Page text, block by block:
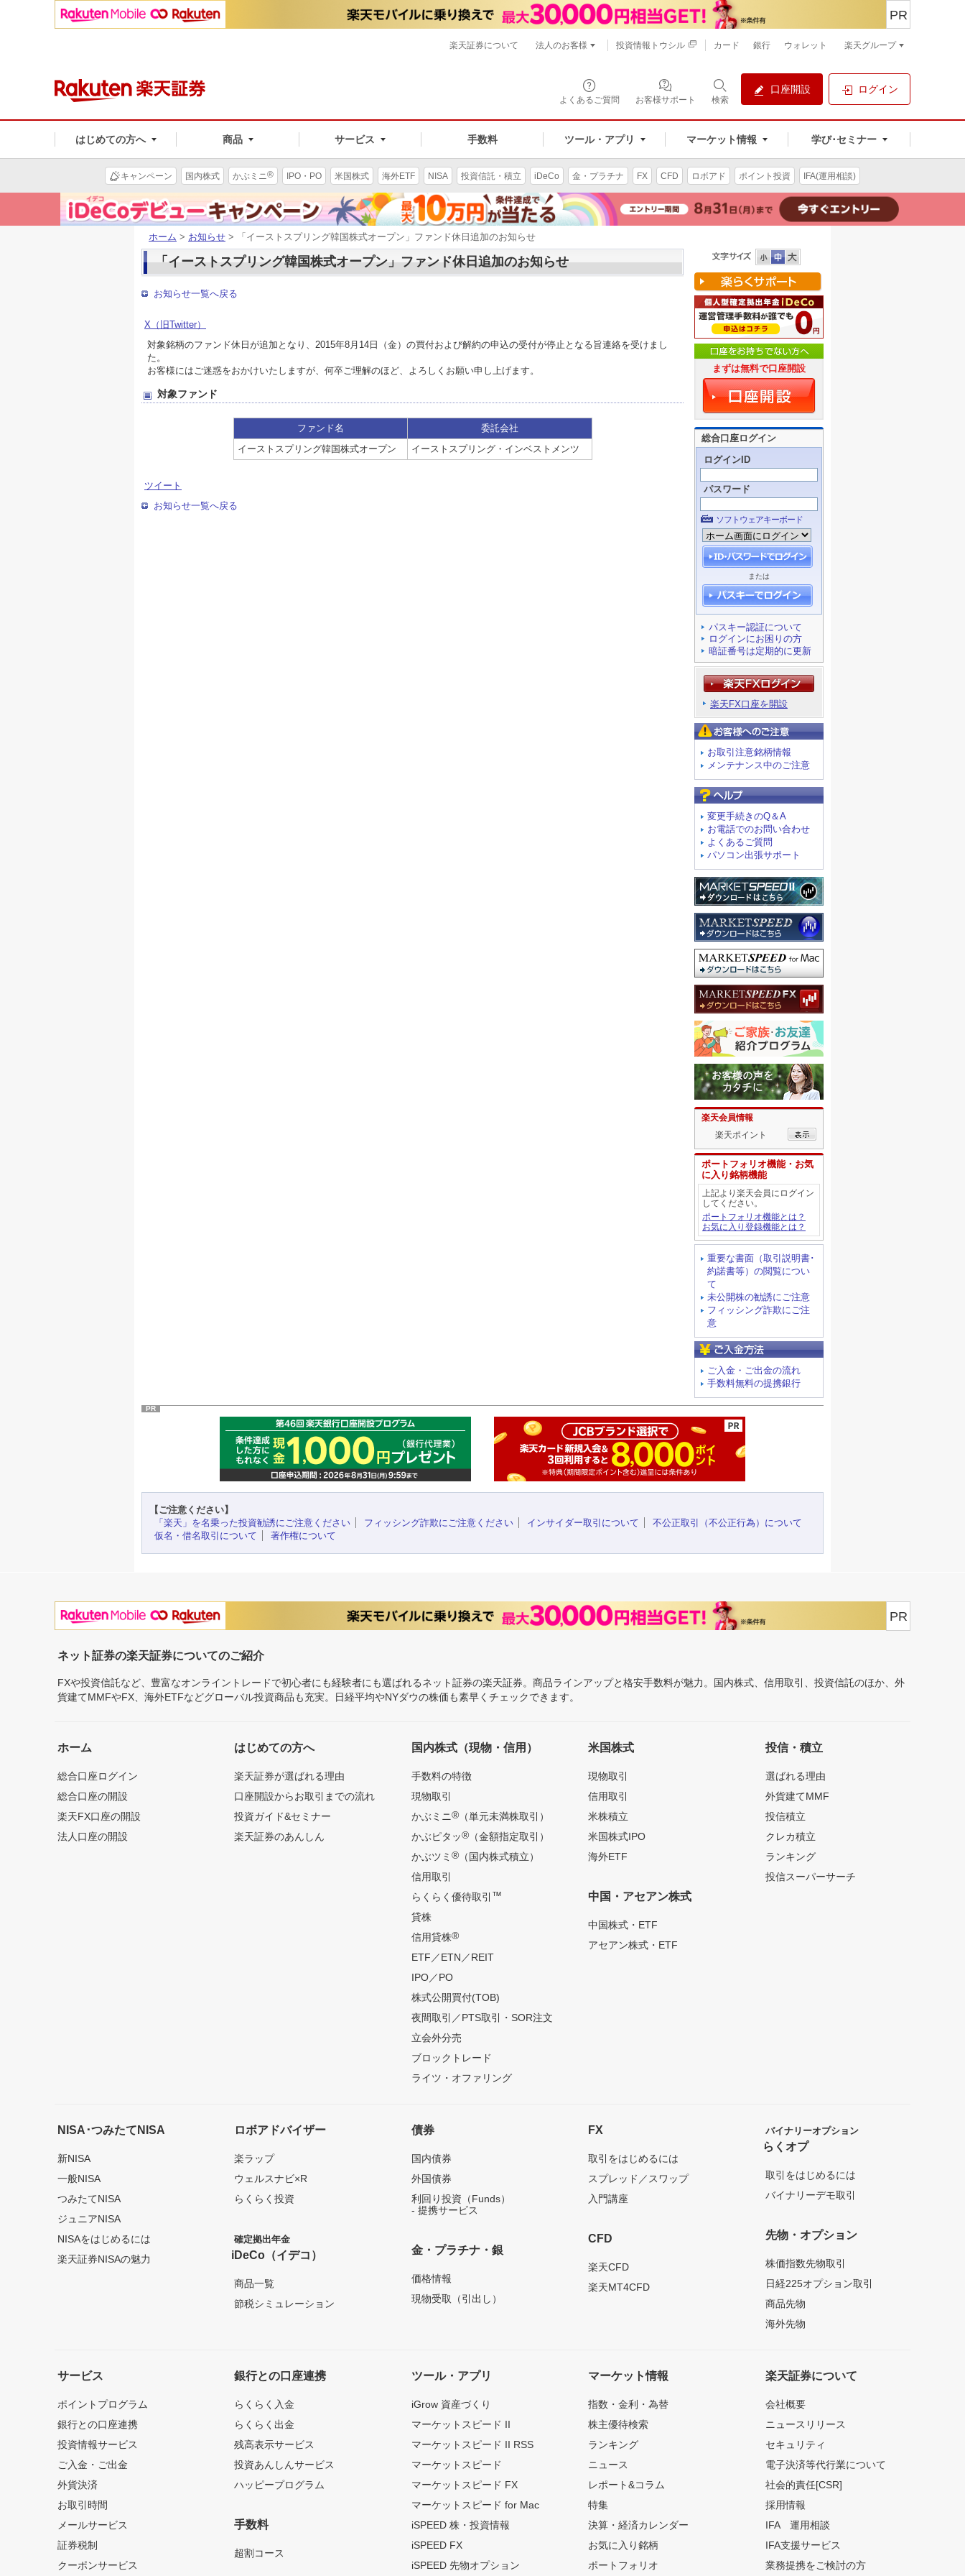
よくあるご質問 お客様サポート 検索
口座開設 ログイン
はじめての方へ 商品 サービス 手数料 ツール・アプリ マーケット情報 学び･セミナー
PR
楽天証券について 法人のお客様 投資情報トウシル カード 銀行 ウォレット 楽天グループ
キャンペーン 国内株式 かぶミニ® IPO・PO 米国株式 海外ETF NISA 投資信託・積立 iDeCo 金・プラチナ FX CFD ロボアド ポイント投資 IFA(運用相談)
ホーム > お知らせ > 「イーストスプリング韓国株式オープン」ファンド休日追加のお知らせ
「イーストスプリング韓国株式オープン」ファンド休日追加のお知らせ
お知らせ一覧へ戻る
X（旧Twitter）
対象銘柄のファンド休日が追加となり、2015年8月14日（金）の買付および解約の申込の受付が停止となる旨連絡を受けまし
た。
お客様にはご迷惑をおかけいたしますが、何卒ご理解のほど、よろしくお願い申し上げます。
対象ファンド
ファンド名
委託会社
イーストスプリング韓国株式オープン
イーストスプリング・インベストメンツ
ツイート
お知らせ一覧へ戻る
まずは無料で口座開設
総合口座ログイン
ログインID
パスワード
ソフトウェアキーボード
または
パスキー認証について
ログインにお困りの方
暗証番号は定期的に更新
楽天FX口座を開設
お取引注意銘柄情報
メンテナンス中のご注意
変更手続きのQ＆A
お電話でのお問い合わせ
よくあるご質問
パソコン出張サポート
楽天会員情報
楽天ポイント
ポートフォリオ機能・お気
に入り銘柄機能
上記より楽天会員にログイン
してください。
ポートフォリオ機能とは？
お気に入り登録機能とは？
重要な書面（取引説明書･
約諾書等）の閲覧につい
て
未公開株の勧誘にご注意
フィッシング詐欺にご注
意
ご入金・ご出金の流れ
手数料無料の提携銀行
PR
【ご注意ください】
「楽天」を名乗った投資勧誘にご注意ください
フィッシング詐欺にご注意ください インサイダー取引について
不公正取引（不公正行為）について
仮名・借名取引について
著作権について
PR
ネット証券の楽天証券についてのご紹介
FXや投資信託など、豊富なオンライントレードで初心者にも経験者にも選ばれるネット証券の楽天証券。商品ラインアップと格安手数料が魅力。国内株式、信用取引、投資信託のほか、外
貨建てMMFやFX、海外ETFなどグローバル投資商品も充実。日経平均やNYダウの株価も素早くチェックできます。
ホーム
総合口座ログイン
総合口座の開設
楽天FX口座の開設
法人口座の開設
はじめての方へ
楽天証券が選ばれる理由
口座開設からお取引までの流れ
投資ガイド&セミナー
楽天証券のあんしん
国内株式（現物・信用）
手数料の特徴
現物取引
かぶミニ®（単元未満株取引）
かぶピタッ®（金額指定取引）
かぶツミ ®（国内株式積立）
信用取引
らくらく優待取引 ™
貸株
信用貸株®
ETF／ETN／REIT
IPO／PO
株式公開買付(TOB)
夜間取引／PTS取引・SOR注文
立会外分売
ブロックトレード
ライツ・オファリング
米国株式
現物取引
信用取引
米株積立
米国株式IPO
海外ETF
中国・アセアン株式
中国株式・ETF
アセアン株式・ETF
投信・積立
選ばれる理由
外貨建てMMF
投信積立
クレカ積立
ランキング
投信スーパーサーチ
NISA･つみたてNISA
新NISA
一般NISA
つみたてNISA
ジュニアNISA
NISAをはじめるには
楽天証券NISAの魅力
ロボアドバイザー
楽ラップ
ウェルスナビ×R
らくらく投資
確定拠出年金
iDeCo（イデコ）
商品一覧
節税シミュレーション
債券
国内債券
外国債券
利回り投資（Funds）
- 提携サービス
金・プラチナ・銀
価格情報
現物受取（引出し）
FX
取引をはじめるには
スプレッド／スワップ
入門講座
CFD
楽天CFD
楽天MT4CFD
バイナリーオプション
らくオプ
取引をはじめるには
バイナリーデモ取引
先物・オプション
株価指数先物取引
日経225オプション取引
商品先物
海外先物
サービス
ポイントプログラム
銀行との口座連携
投資情報サービス
ご入金・ご出金
外貨決済
お取引時間
メールサービス
証券税制
クーポンサービス
銀行との口座連携
らくらく入金
らくらく出金
残高表示サービス
投資あんしんサービス
ハッピープログラム
手数料
超割コース
ツール・アプリ
iGrow 資産づくり
マーケットスピード II
マーケットスピード II RSS
マーケットスピード
マーケットスピード FX
マーケットスピード for Mac
iSPEED 株・投資情報
iSPEED FX
iSPEED 先物オプション
マーケット情報
指数・金利・為替
株主優待検索
ランキング
ニュース
レポート&コラム
特集
決算・経済カレンダー
お気に入り銘柄
ポートフォリオ
楽天証券について
会社概要
ニュースリリース
セキュリティ
電子決済等代行業について
社会的責任[CSR]
採用情報
IFA 運用相談
IFA支援サービス
業務提携をご検討の方